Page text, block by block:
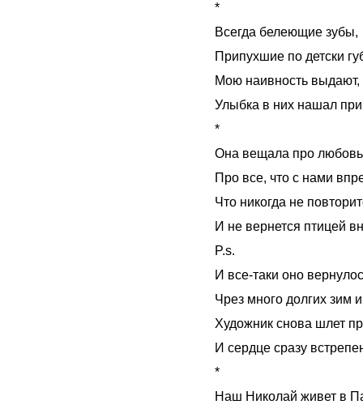
*
Всегда белеющие зубы,
Припухшие по детски
Мою наивность выдают,
Улыбка в них нашал
*
Она вещала про
Про все, что с нами
Что никогда не
И не вернется птицей
P.s.
И все-таки оно
Чрез много долгих зим
Художник снова шлет
И сердце сразу
*
Наш Николай живет в